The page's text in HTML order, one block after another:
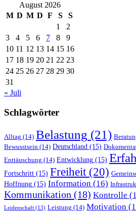
August 2026
M D M D F S
S
1
2
3
4 5 6 7 8
9
10 11 12 13 14 15 16
17 18 19 20 21 22 23
24 25 26 27 28 29 30
31
« Juli
Schlagwörter
Alltag (14) Belastung (21)
Bewusstsein (14) Deutschland (15)
Enttäuschung (14) Entwicklung (15)
Fortschritt (15) Freiheit (20)
Hoffnung (15) Information (16)
Kommunikation (18) Kontrolle
Leidenschaft (13) Leistung (14) Motivation